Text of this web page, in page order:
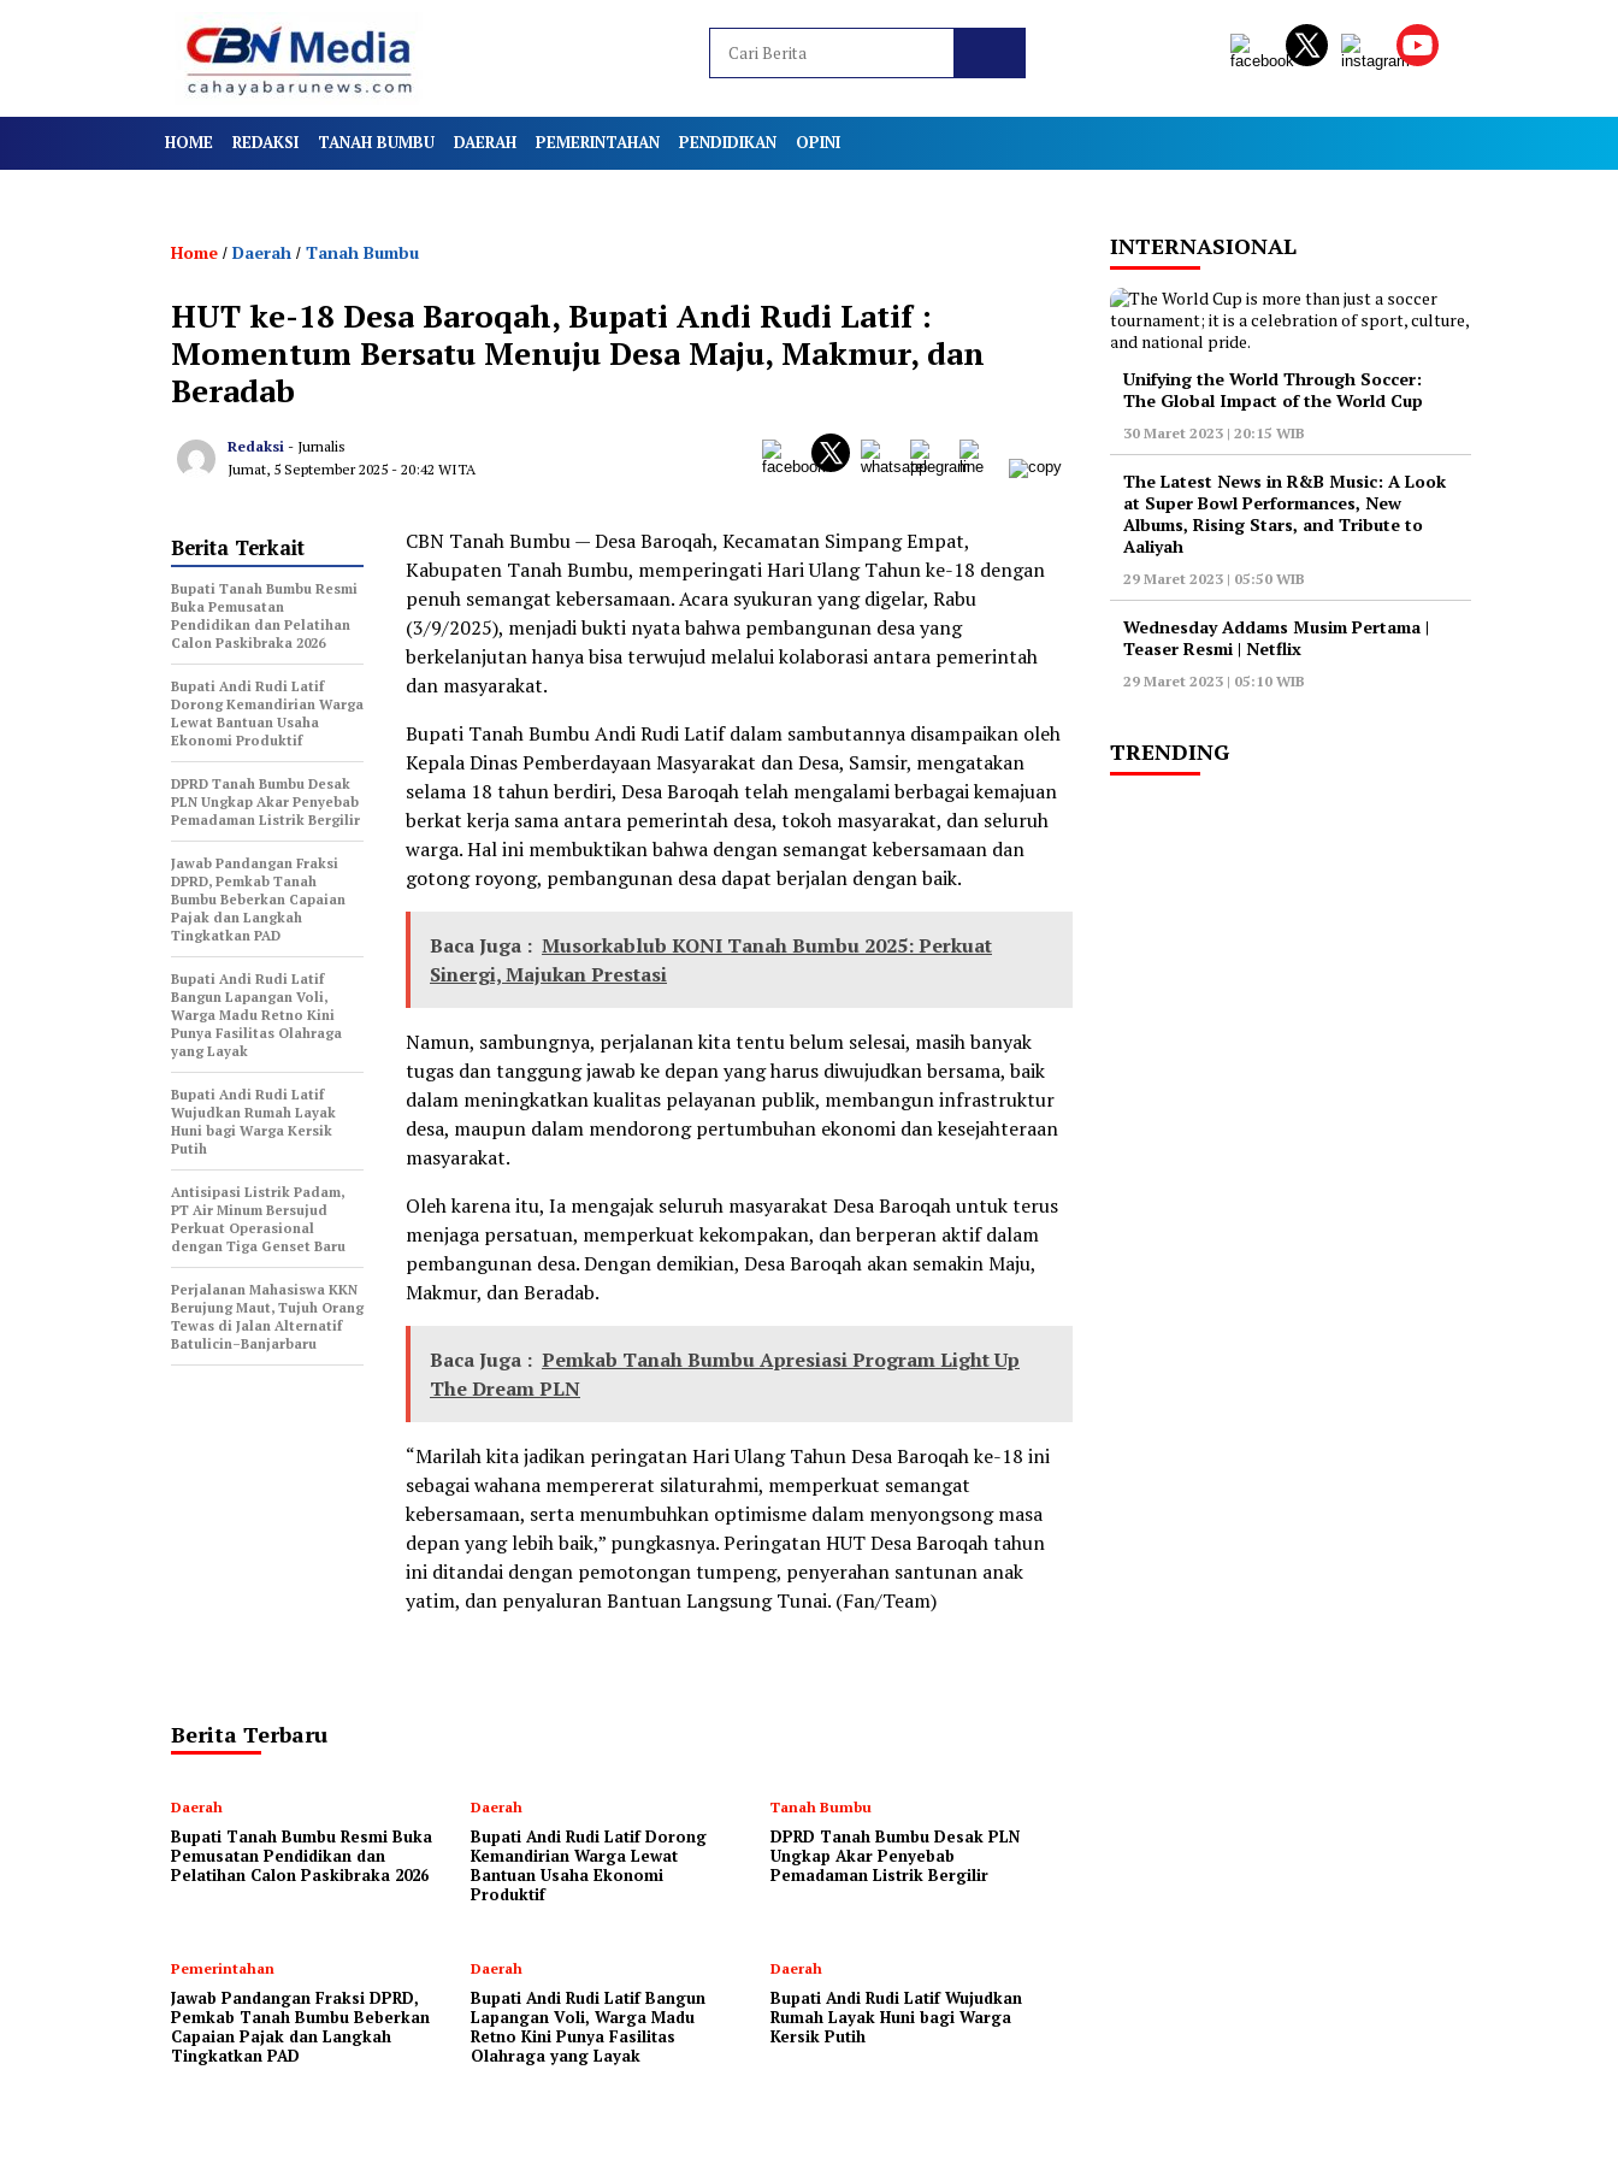
HOME REDAKSI TANAH BUMBU DAERAH PEMERINTAHAN PENDIDIKAN OPINI
Home / Daerah / Tanah Bumbu
HUT ke-18 Desa Baroqah, Bupati Andi Rudi Latif :
Momentum Bersatu Menuju Desa Maju, Makmur, dan
Beradab
Redaksi - Jurnalis
Jumat, 5 September 2025 - 20:42 WITA
CBN Tanah Bumbu — Desa Baroqah, Kecamatan Simpang Empat,
Kabupaten Tanah Bumbu, memperingati Hari Ulang Tahun ke-18 dengan
penuh semangat kebersamaan. Acara syukuran yang digelar, Rabu
(3/9/2025), menjadi bukti nyata bahwa pembangunan desa yang
berkelanjutan hanya bisa terwujud melalui kolaborasi antara pemerintah
dan masyarakat.
Bupati Tanah Bumbu Andi Rudi Latif dalam sambutannya disampaikan oleh
Kepala Dinas Pemberdayaan Masyarakat dan Desa, Samsir, mengatakan
selama 18 tahun berdiri, Desa Baroqah telah mengalami berbagai kemajuan
berkat kerja sama antara pemerintah desa, tokoh masyarakat, dan seluruh
warga. Hal ini membuktikan bahwa dengan semangat kebersamaan dan
gotong royong, pembangunan desa dapat berjalan dengan baik.
Baca Juga : Musorkablub KONI Tanah Bumbu 2025: Perkuat
Sinergi, Majukan Prestasi
Namun, sambungnya, perjalanan kita tentu belum selesai, masih banyak
tugas dan tanggung jawab ke depan yang harus diwujudkan bersama, baik
dalam meningkatkan kualitas pelayanan publik, membangun infrastruktur
desa, maupun dalam mendorong pertumbuhan ekonomi dan kesejahteraan
masyarakat.
Oleh karena itu, Ia mengajak seluruh masyarakat Desa Baroqah untuk terus
menjaga persatuan, memperkuat kekompakan, dan berperan aktif dalam
pembangunan desa. Dengan demikian, Desa Baroqah akan semakin Maju,
Makmur, dan Beradab.
Baca Juga : Pemkab Tanah Bumbu Apresiasi Program Light Up
The Dream PLN
“Marilah kita jadikan peringatan Hari Ulang Tahun Desa Baroqah ke-18 ini
sebagai wahana mempererat silaturahmi, memperkuat semangat
kebersamaan, serta menumbuhkan optimisme dalam menyongsong masa
depan yang lebih baik,” pungkasnya. Peringatan HUT Desa Baroqah tahun
ini ditandai dengan pemotongan tumpeng, penyerahan santunan anak
yatim, dan penyaluran Bantuan Langsung Tunai. (Fan/Team)
Berita Terkait
Bupati Tanah Bumbu Resmi
Buka Pemusatan
Pendidikan dan Pelatihan
Calon Paskibraka 2026
Bupati Andi Rudi Latif
Dorong Kemandirian Warga
Lewat Bantuan Usaha
Ekonomi Produktif
DPRD Tanah Bumbu Desak
PLN Ungkap Akar Penyebab
Pemadaman Listrik Bergilir
Jawab Pandangan Fraksi
DPRD, Pemkab Tanah
Bumbu Beberkan Capaian
Pajak dan Langkah
Tingkatkan PAD
Bupati Andi Rudi Latif
Bangun Lapangan Voli,
Warga Madu Retno Kini
Punya Fasilitas Olahraga
yang Layak
Bupati Andi Rudi Latif
Wujudkan Rumah Layak
Huni bagi Warga Kersik
Putih
Antisipasi Listrik Padam,
PT Air Minum Bersujud
Perkuat Operasional
dengan Tiga Genset Baru
Perjalanan Mahasiswa KKN
Berujung Maut, Tujuh Orang
Tewas di Jalan Alternatif
Batulicin–Banjarbaru
Berita Terbaru
Daerah
Bupati Tanah Bumbu Resmi Buka
Pemusatan Pendidikan dan
Pelatihan Calon Paskibraka 2026
Daerah
Bupati Andi Rudi Latif Dorong
Kemandirian Warga Lewat
Bantuan Usaha Ekonomi
Produktif
Tanah Bumbu
DPRD Tanah Bumbu Desak PLN
Ungkap Akar Penyebab
Pemadaman Listrik Bergilir
Pemerintahan
Jawab Pandangan Fraksi DPRD,
Pemkab Tanah Bumbu Beberkan
Capaian Pajak dan Langkah
Tingkatkan PAD
Daerah
Bupati Andi Rudi Latif Bangun
Lapangan Voli, Warga Madu
Retno Kini Punya Fasilitas
Olahraga yang Layak
Daerah
Bupati Andi Rudi Latif Wujudkan
Rumah Layak Huni bagi Warga
Kersik Putih
INTERNASIONAL
Unifying the World Through Soccer:
The Global Impact of the World Cup
30 Maret 2023 | 20:15 WIB
The Latest News in R&B Music: A Look
at Super Bowl Performances, New
Albums, Rising Stars, and Tribute to
Aaliyah
29 Maret 2023 | 05:50 WIB
Wednesday Addams Musim Pertama |
Teaser Resmi | Netflix
29 Maret 2023 | 05:10 WIB
TRENDING